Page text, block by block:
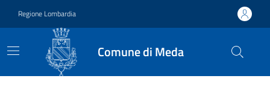
Regione Lombardia
Comune di Meda